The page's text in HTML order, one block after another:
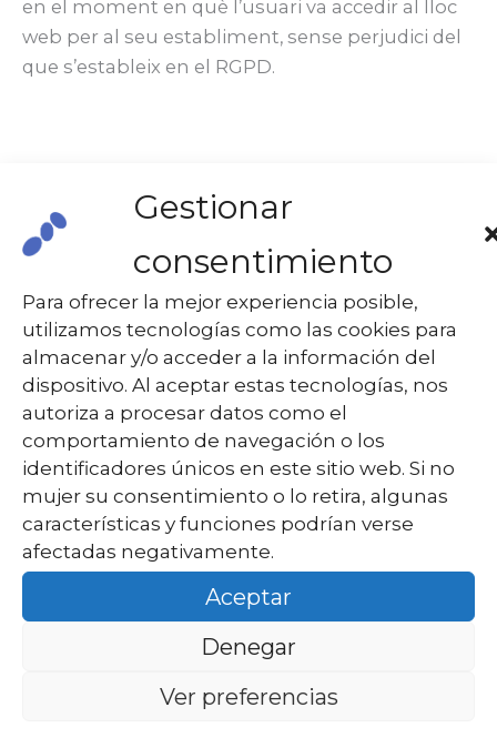
Gestionar
consentimiento
Para ofrecer la mejor experiencia posible,
utilizamos tecnologías como las cookies para
almacenar y/o acceder a la información del
dispositivo. Al aceptar estas tecnologías, nos
autoriza a procesar datos como el
comportamiento de navegación o los
identificadores únicos en este sitio web. Si no
mujer su consentimiento o lo retira, algunas
características y funciones podrían verse
afectadas negativamente.
Aceptar
Denegar
Ver preferencias
en el moment en què l’usuari va accedir al lloc
web per al seu establiment, sense perjudici del
que s’estableix en el RGPD.
Els textos legals d’aquest Lloc Web han estat
redactats per Qualgest, empresa especialitzada
enprotecció de dades, en el següent enllaç
podràs consultar elCertificat de protecció de
dades de la Piga.[/vc_column_text][/vc_column]
[/vc_row]
Pasaje Germana
Carme Mascaró, 2
08500 Vic
Teléfono: 633 019 018